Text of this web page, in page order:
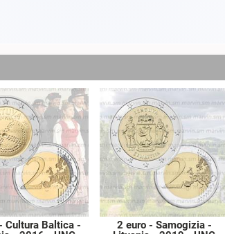
Cultura Baltica -
2 euro - Samogizia -